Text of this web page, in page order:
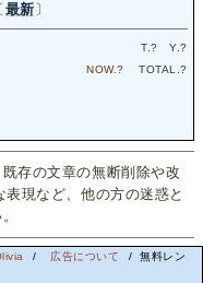
最新 〕
T.? Y.?
NOW.? TOTAL.?
存の文章の無断削除や改
現など、他の方の迷惑と
/ 広告について
/ 無料レン